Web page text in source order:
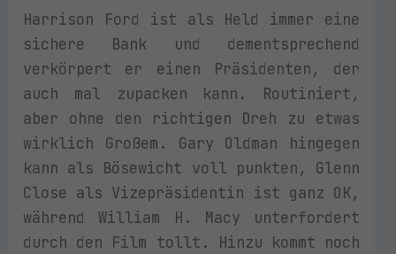
Harrison Ford ist als Held immer eine
sichere Bank und dementsprechend
verkörpert er einen Präsidenten, der
auch mal zupacken kann. Routiniert,
aber ohne den richtigen Dreh zu etwas
wirklich Großem. Gary Oldman hingegen
kann als Bösewicht voll punkten, Glenn
Close als Vizepräsidentin ist ganz OK,
während William H. Macy unterfordert
durch den Film tollt. Hinzu kommt noch